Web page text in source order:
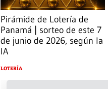
Pirámide de Lotería de
Panamá | sorteo de este 7
de junio de 2026, según la
IA
LOTERÍA